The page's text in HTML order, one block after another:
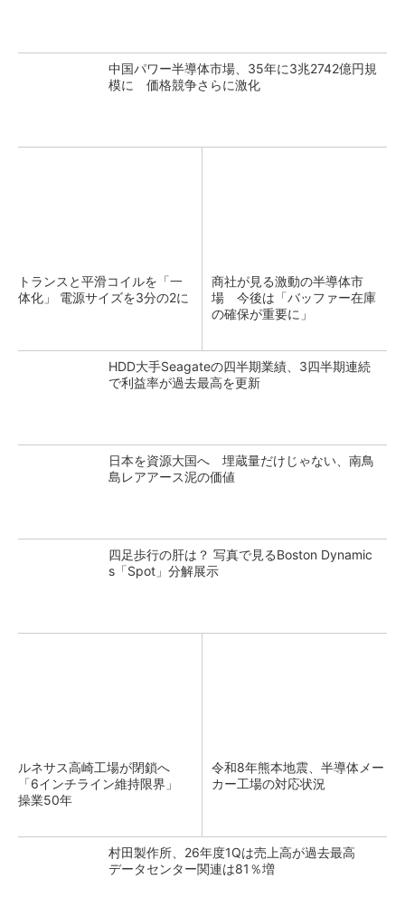
中国パワー半導体市場、35年に3兆2742億円規
模に 価格競争さらに激化
トランスと平滑コイルを「一
体化」 電源サイズを3分の2に
商社が見る激動の半導体市
場 今後は「バッファー在庫
の確保が重要に」
HDD大手Seagateの四半期業績、3四半期連続
で利益率が過去最高を更新
日本を資源大国へ 埋蔵量だけじゃない、南鳥
島レアアース泥の価値
四足歩行の肝は？ 写真で見るBoston Dynamic
s「Spot」分解展示
ルネサス高崎工場が閉鎖へ
「6インチライン維持限界」
操業50年
令和8年熊本地震、半導体メー
カー工場の対応状況
村田製作所、26年度1Qは売上高が過去最高
データセンター関連は81％増